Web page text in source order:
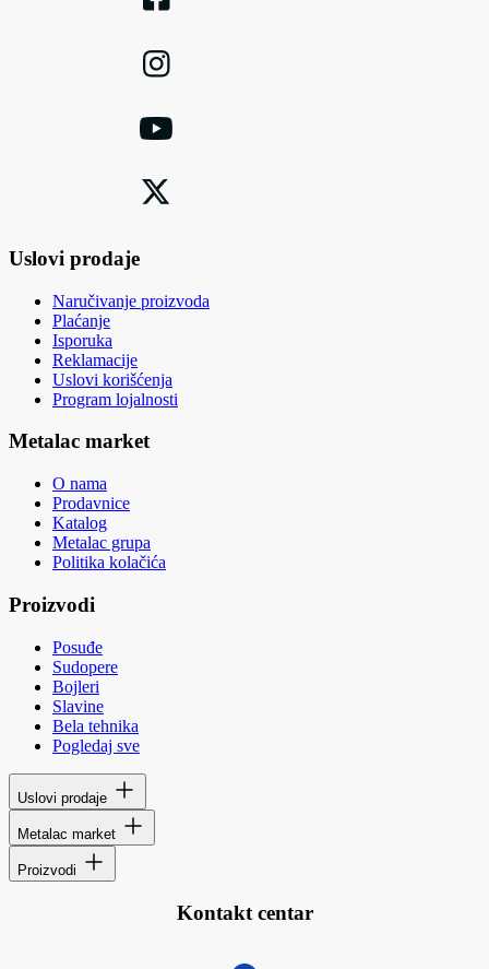
Uslovi prodaje
Naručivanje proizvoda
Plaćanje
Isporuka
Reklamacije
Uslovi korišćenja
Program lojalnosti
Metalac market
O nama
Prodavnice
Katalog
Metalac grupa
Politika kolačića
Proizvodi
Posuđe
Sudopere
Bojleri
Slavine
Bela tehnika
Pogledaj sve
Uslovi prodaje
Metalac market
Proizvodi
Kontakt centar